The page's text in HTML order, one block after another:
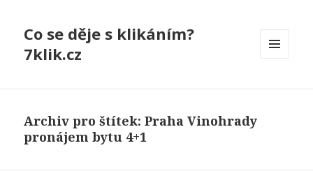
Co se děje s klikáním?
7klik.cz
Archiv pro štítek: Praha Vinohrady
pronájem bytu 4+1